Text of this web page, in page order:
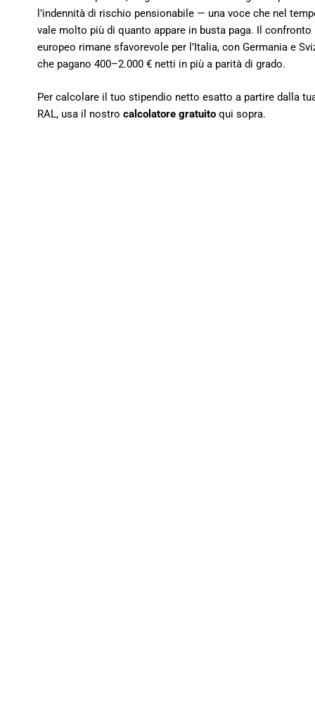
l’indennità di rischio pensionabile — una voce che nel
vale molto più di quanto appare in busta paga. Il confronto
europeo rimane sfavorevole per l’Italia, con Germania e
che pagano 400–2.000 € netti in più a parità di grado.
Per calcolare il tuo stipendio netto esatto a partire dalla
RAL, usa il nostro calcolatore gratuitoqui sopra.